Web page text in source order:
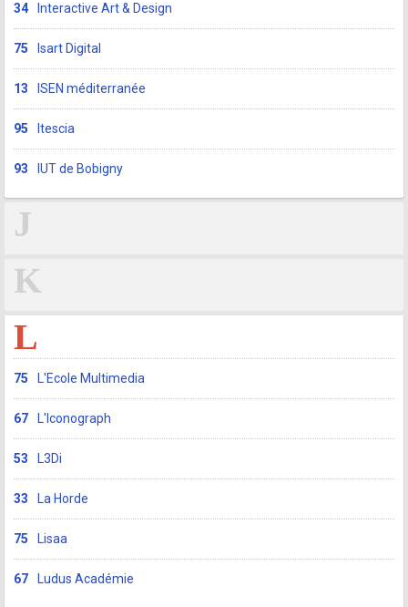
34 Interactive Art & Design
75 Isart Digital
13 ISEN méditerranée
95 Itescia
93 IUT de Bobigny
J
K
L
75 L'Ecole Multimedia
67 L'Iconograph
53 L3Di
33 La Horde
75 Lisaa
67 Ludus Académie